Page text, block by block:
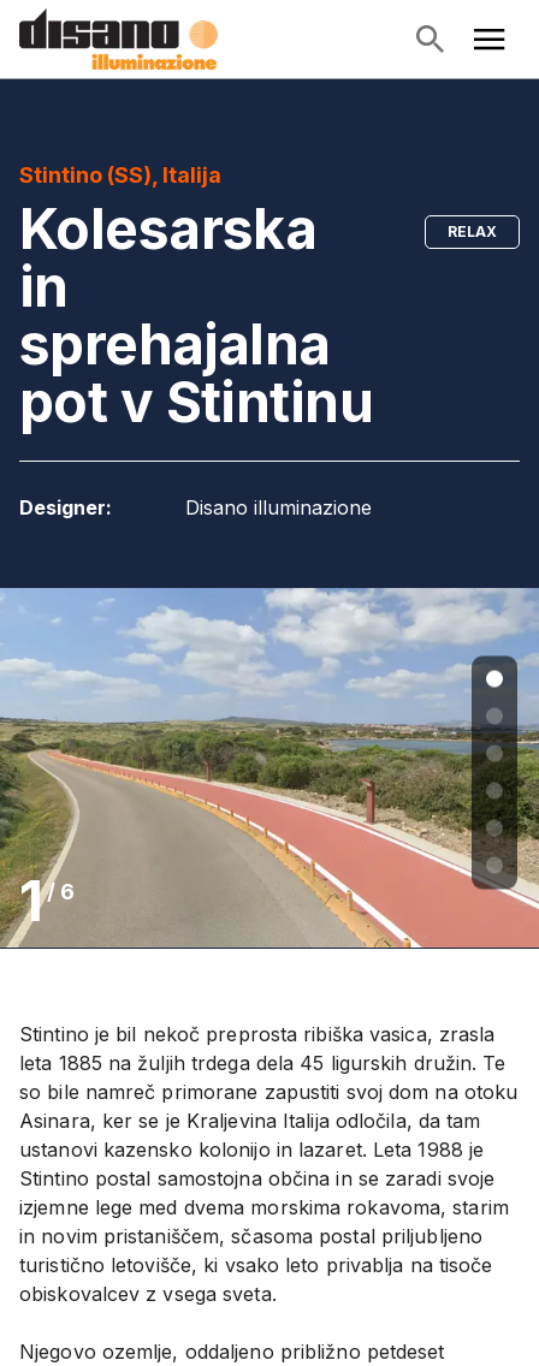
Stintino (SS), Italija
Kolesarska
in
sprehajalna
pot v Stintinu
RELAX
Designer: Disano illuminazione
1/ 6
Stintino je bil nekoč preprosta ribiška vasica, zrasla
leta 1885 na žuljih trdega dela 45 ligurskih družin. Te
so bile namreč primorane zapustiti svoj dom na otoku
Asinara, ker se je Kraljevina Italija odločila, da tam
ustanovi kazensko kolonijo in lazaret. Leta 1988 je
Stintino postal samostojna občina in se zaradi svoje
izjemne lege med dvema morskima rokavoma, starim
in novim pristaniščem, sčasoma postal priljubljeno
turistično letovišče, ki vsako leto privablja na tisoče
obiskovalcev z vsega sveta.
Njegovo ozemlje, oddaljeno približno petdeset